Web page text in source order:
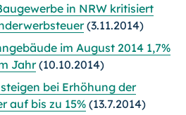
in NRW kritisiert
(3.11.2014)
im August 2014 1,7%
Jahr(10.10.2014)
bei Erhöhung der
auf bis zu 15% (13.7.2014)